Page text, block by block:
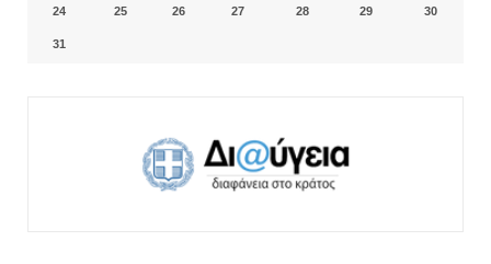
24 25 26 27 28 29 30
31